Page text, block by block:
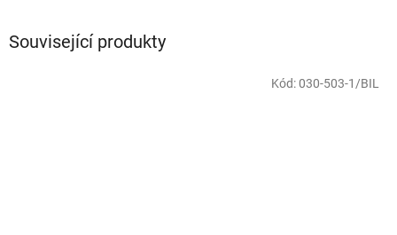
Související produkty
Kód:030-503-1/BIL